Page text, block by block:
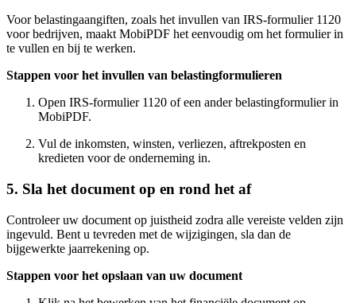
Voor belastingaangiften, zoals het invullen van IRS-formulier 1120
voor bedrijven, maakt MobiPDF het eenvoudig om het formulier in
te vullen en bij te werken.
Stappen voor het invullen van belastingformulieren
Open IRS-formulier 1120 of een ander belastingformulier in
MobiPDF.
Vul de inkomsten, winsten, verliezen, aftrekposten en
kredieten voor de onderneming in.
5. Sla het document op en rond het af
Controleer uw document op juistheid zodra alle vereiste velden zijn
ingevuld. Bent u tevreden met de wijzigingen, sla dan de
bijgewerkte jaarrekening op.
Stappen voor het opslaan van uw document